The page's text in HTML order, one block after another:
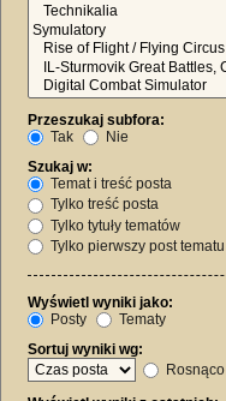
Przeszukaj subfora:
Tak
Nie
Szukaj w:
Temat i treść posta
Tylko treść posta
Tylko tytuły tematów
Tylko pierwszy post tematu
Wyświetl wyniki jako:
Posty
Tematy
Sortuj wyniki wg:
Rosnąco